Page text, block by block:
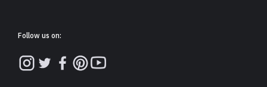
Follow us on: